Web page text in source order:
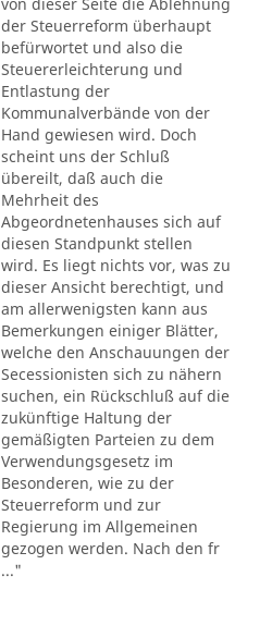
der Steuerreform überhaupt
befürwortet und also die
Steuererleichterung und
Entlastung der
Kommunalverbände von der
Hand gewiesen wird. Doch
scheint uns der Schluß
übereilt, daß auch die
Mehrheit des
Abgeordnetenhauses sich auf
diesen Standpunkt stellen
wird. Es liegt nichts vor, was zu
dieser Ansicht berechtigt, und
am allerwenigsten kann aus
Bemerkungen einiger Blätter,
welche den Anschauungen der
Secessionisten sich zu nähern
suchen, ein Rückschluß auf die
zukünftige Haltung der
gemäßigten Parteien zu dem
Verwendungsgesetz im
Besonderen, wie zu der
Steuerreform und zur
Regierung im Allgemeinen
gezogen werden. Nach den fr
..."